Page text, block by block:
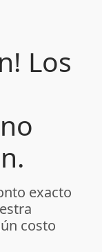
Los
exacto
costo